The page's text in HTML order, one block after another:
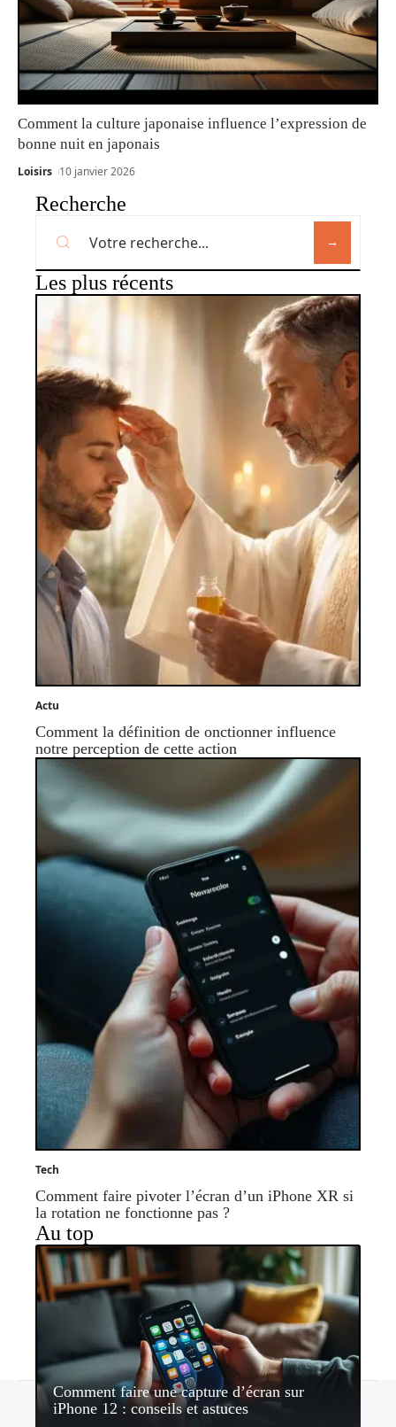
Comment la culture japonaise influence l’expression de
bonne nuit en japonais
Loisirs 10 janvier 2026
Recherche
Les plus récents
Actu
Comment la définition de onctionner influence
notre perception de cette action
Tech
Comment faire pivoter l’écran d’un iPhone XR si
la rotation ne fonctionne pas ?
Au top
Comment faire une capture d’écran sur
iPhone 12 : conseils et astuces
Contact Mentions légales Sitemap